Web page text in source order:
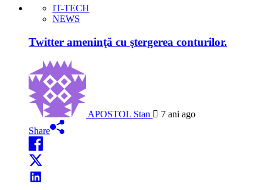
IT-TECH
NEWS
Twitter ameninţă cu ştergerea conturilor.
APOSTOL Stan
7 ani ago
Share